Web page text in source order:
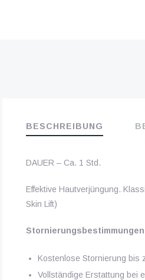
BESCHREIBUNG
DAUER – Ca. 1 Std.
Effektive Hautverjüngung.
Skin Lift)
Kostenlose Stornierung bis
Vollständige Erstattung bei